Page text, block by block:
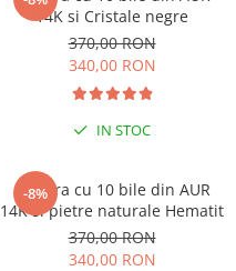
14K si Cristale negre
370,00 RON
340,00 RON
IN STOC
-8%
Bratara cu 10 bile din AUR
14K si pietre naturale Hematit
370,00 RON
340,00 RON